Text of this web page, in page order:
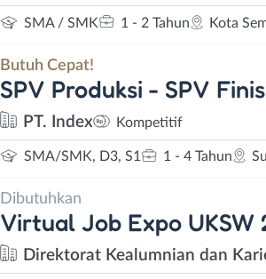
SMA / SMK 1 - 2 Tahun Kota
Butuh Cepat!
SPV Produksi - SPV
PT. Index Kompetitif
SMA/SMK, D3, S1 1 - 4 Tahun
Dibutuhkan
Virtual Job Expo UKSW
Direktorat Kealumnian dan